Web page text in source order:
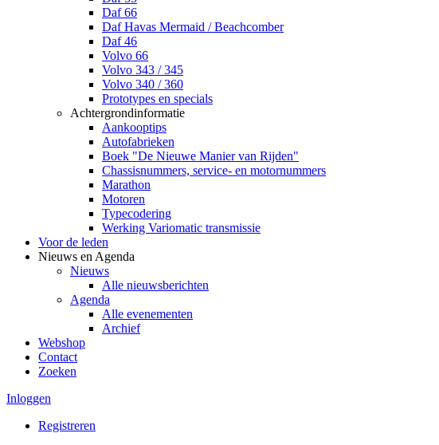
Daf 66
Daf Havas Mermaid / Beachcomber
Daf 46
Volvo 66
Volvo 343 / 345
Volvo 340 / 360
Prototypes en specials
Achtergrondinformatie
Aankooptips
Autofabrieken
Boek "De Nieuwe Manier van Rijden"
Chassisnummers, service- en motornummers
Marathon
Motoren
Typecodering
Werking Variomatic transmissie
Voor de leden
Nieuws en Agenda
Nieuws
Alle nieuwsberichten
Agenda
Alle evenementen
Archief
Webshop
Contact
Zoeken
Inloggen
Registreren